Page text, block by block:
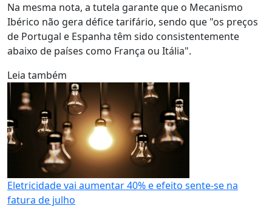
Na mesma nota, a tutela garante que o Mecanismo
Ibérico não gera défice tarifário, sendo que "os preços
de Portugal e Espanha têm sido consistentemente
abaixo de países como França ou Itália".
Leia também
Eletricidade vai aumentar 40% e efeito sente-se na
fatura de julho